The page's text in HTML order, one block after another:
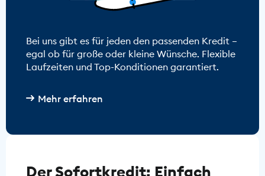
Bei uns gibt es für jeden den passenden Kredit –
egal ob für große oder kleine Wünsche. Flexible
Laufzeiten und Top-Konditionen garantiert.
Mehr erfahren
Der Sofortkredit: Einfach